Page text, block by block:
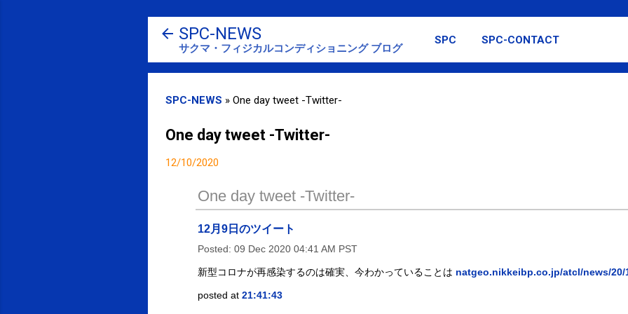
スキップしてメイン コンテンツに移動
SPC-NEWS
サクマ・フィジカルコンディショニング ブログ
SPC SPC-CONTACT
SPC-NEWS » One day tweet -Twitter-
One day tweet -Twitter-
12/10/2020
One day tweet -Twitter-
12月9日のツイート
Posted: 09 Dec 2020 04:41 AM PST
新型コロナが再感染するのは確実、今わかっていることは natgeo.nikkeibp.co.jp/atcl/news/
posted at 21:41:43